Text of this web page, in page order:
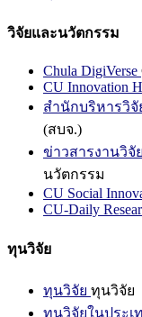
วิจัยและนวัตกรรม
Chula DigiVerse
CU Innovation
สำนักบริหารวิจั
(สบจ.)
ข่าวสารงานวิจั
นวัตกรรม
CU Social
CU-Daily
ทุนวิจัย
ทุนวิจัย ทุนวิจัย
ทุนวิจัยในประเ